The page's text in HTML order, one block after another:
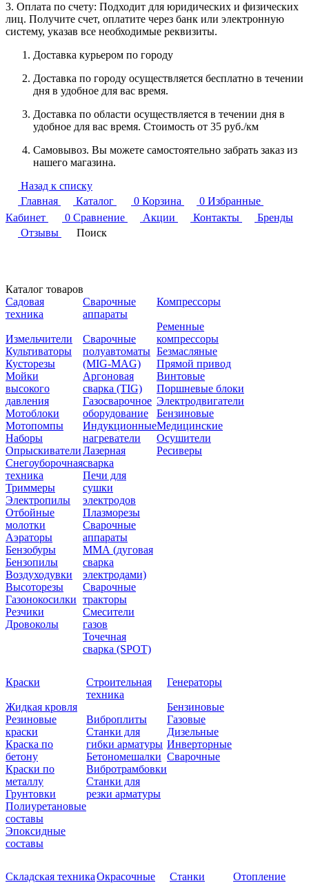
3. Оплата по счету: Подходит для юридических и физических
лиц. Получите счет, оплатите через банк или электронную
систему, указав все необходимые реквизиты.
Доставка курьером по городу
Доставка по городу осуществляется бесплатно в течении
дня в удобное для вас время.
Доставка по области осуществляется в течении дня в
удобное для вас время. Стоимость от 35 руб./км
Самовывоз. Вы можете самостоятельно забрать заказ из
нашего магазина.
Назад к списку
Главная
Каталог 0 Корзина 0 Избранные
Кабинет
0 Сравнение Акции Контакты
Бренды
Отзывы
Поиск
Каталог товаров
Садовая
техника
Измельчители
Культиваторы
Кусторезы
Мойки
высокого
давления
Мотоблоки
Мотопомпы
Наборы
Опрыскиватели
Снегоуборочная
техника
Триммеры
Электропилы
Отбойные
молотки
Аэраторы
Бензобуры
Бензопилы
Воздуходувки
Высоторезы
Газонокосилки
Резчики
Дровоколы
Сварочные
аппараты
Сварочные
полуавтоматы
(MIG-MAG)
Аргоновая
сварка (TIG)
Газосварочное
оборудование
Индукционные
нагреватели
Лазерная
сварка
Печи для
сушки
электродов
Плазморезы
Сварочные
аппараты
ММА (дуговая
сварка
электродами)
Сварочные
тракторы
Смесители
газов
Точечная
сварка (SPOT)
Компрессоры
Ременные
компрессоры
Безмасляные
Прямой привод
Винтовые
Поршневые блоки
Электродвигатели
Бензиновые
Медицинские
Осушители
Ресиверы
Краски
Жидкая кровля
Резиновые
краски
Краска по
бетону
Краски по
металлу
Грунтовки
Полиуретановые
составы
Эпоксидные
составы
Строительная
техника
Виброплиты
Станки для
гибки арматуры
Бетономешалки
Вибротрамбовки
Станки для
резки арматуры
Генераторы
Бензиновые
Газовые
Дизельные
Инверторные
Сварочные
Складская техникаОкрасочные
Станки Отопление